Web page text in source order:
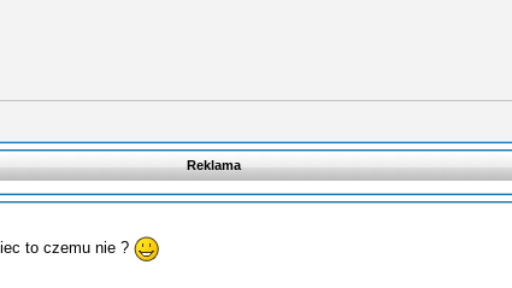
Reklama
to czemu nie ?